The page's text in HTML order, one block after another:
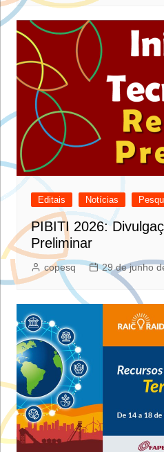
Editais Notícias
PIBITI 2026:
Preliminar
copesq 29 de junho